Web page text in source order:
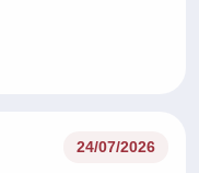
24/07/2026